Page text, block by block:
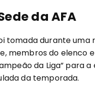
da AFA
durante uma
membros do elenco
da Liga” para
da temporada.